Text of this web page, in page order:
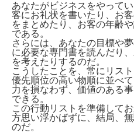
あなたがビジネスをやって
客にお礼状を書いたり、お
をまとめたり、お客の年齢
である。
さらには、あなたの目標や
に必要な専門書を読んだり
を考えたりするのだ。
こうしたことを、常にリス
優先順位の高い物順に並べ
力を損なわず、価値のある
できる。
この行動リストを準備して
方思い浮かばずに、結局、
のだ。